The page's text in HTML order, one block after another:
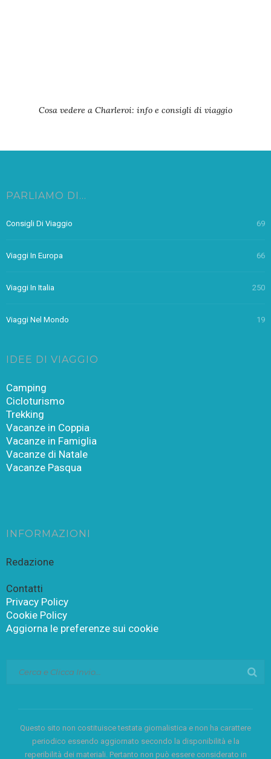
Cosa vedere a Charleroi: info e consigli di viaggio
PARLIAMO DI…
Consigli Di Viaggio 69
Viaggi In Europa 66
Viaggi In Italia 250
Viaggi Nel Mondo 19
IDEE DI VIAGGIO
Camping
Cicloturismo
Trekking
Vacanze in Coppia
Vacanze in Famiglia
Vacanze di Natale
Vacanze Pasqua
INFORMAZIONI
Redazione
Contatti
Privacy Policy
Cookie Policy
Aggiorna le preferenze sui cookie
Questo sito non costituisce testata giornalistica e non ha carattere
periodico essendo aggiornato secondo la disponibilità e la
reperibilità dei materiali. Pertanto non può essere considerato in